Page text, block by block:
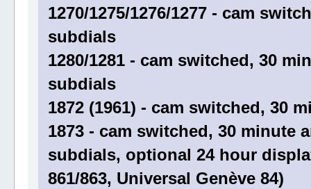
1270/1275/1276/1277 - cam
subdials
1280/1281 - cam switched, 30
subdials
1872 (1961) - cam switched, 30
1873 - cam switched, 30 minute
subdials, optional 24 hour
861/863, Universal Genève 84)